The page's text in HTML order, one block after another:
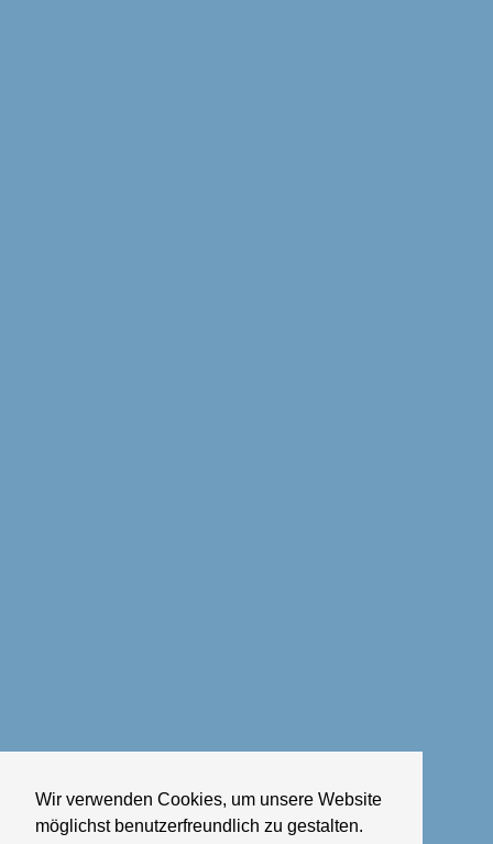
Wir verwenden Cookies, um unsere Website
möglichst benutzerfreundlich zu gestalten.